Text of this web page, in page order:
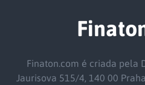
Finaton.com é criada pela
Jaurisova 515/4, 140 00